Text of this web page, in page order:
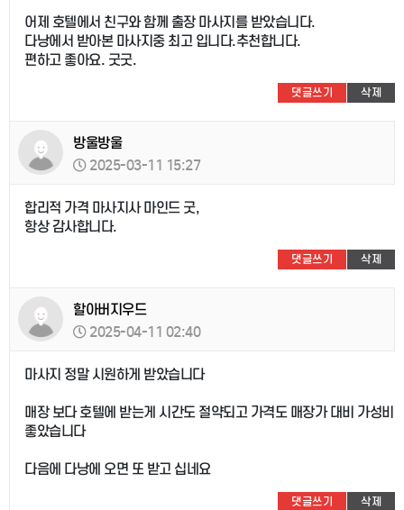
어제 호텔에서 친구와 함께 출장 마사지를 받았습니다.
다낭에서 받아본 마사지중 최고 입니다.추천합니다.
편하고 좋아요. 굿굿.
댓글쓰기 삭제
방울방울
2025-03-11 15:27
합리적 가격 마사지사 마인드 굿,
항상 감사합니다.
댓글쓰기 삭제
할아버지우드
2025-04-11 02:40
마사지 정말 시원하게 받았습니다
매장 보다 호텔에 받는게 시간도 절약되고 가격도 매장가 대비 가성비
좋았습니다
다음에 다낭에 오면 또 받고 십네요
댓글쓰기 삭제